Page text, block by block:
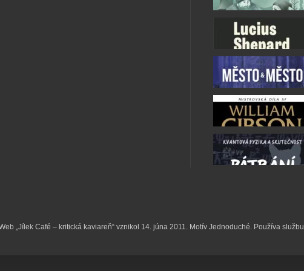
„Jílek Café – kritická kaviareň“ vznikol 14. júna 2011. Motív Jednoduché. Používa službu